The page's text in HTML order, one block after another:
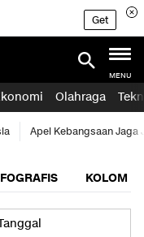
Get
MENU
Olahraga
Apel Kebangsaan Jaga
KOLOM